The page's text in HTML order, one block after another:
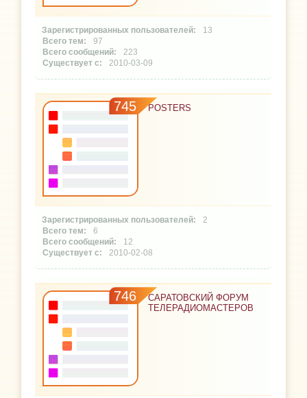
13
97
223
2010-03-09
745 POSTERS
2
6
12
2010-02-08
746
САРАТОВСКИЙ ФОРУМ
ТЕЛЕРАДИОМАСТЕРОВ